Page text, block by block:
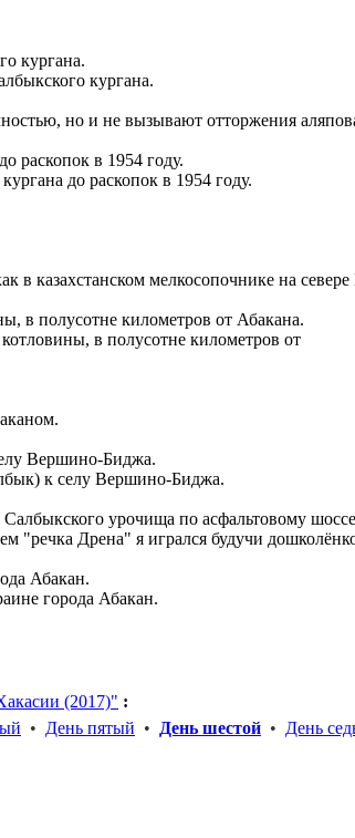
кургана.
но и не вызывают отторжения
до раскопок в 1954 году.
в казахстанском мелкосопочнике на
в полусотне километров от
к селу Вершино-Биджа.
урочища по асфальтовому
"речка Дрена" я игрался будучи
города Абакан.
(2017)" :
• День пятый • День шестой • День